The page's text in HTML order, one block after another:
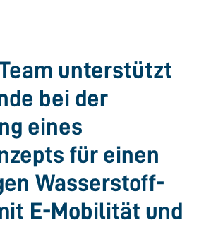
unterstützt
bei der
eines
für einen
Wasserstoff­
E-Mobilität und